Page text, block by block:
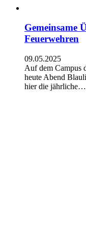
Gemeinsame
Feuerwehren
09.05.2025
Auf dem Campus
heute Abend
hier die jährliche…